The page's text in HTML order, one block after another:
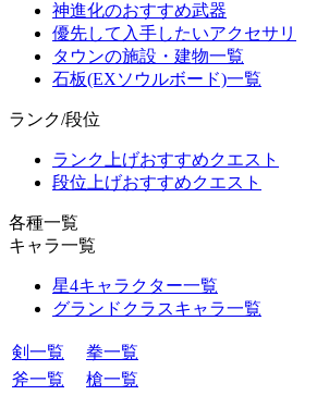
神進化のおすすめ武器
優先して入手したいアクセサリ
タウンの施設・建物一覧
石板(EXソウルボード)一覧
ランク/段位
ランク上げおすすめクエスト
段位上げおすすめクエスト
各種一覧
キャラ一覧
星4キャラクター一覧
グランドクラスキャラ一覧
剣一覧
拳一覧
斧一覧
槍一覧